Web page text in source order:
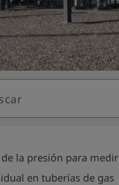
la presión para medir
en tuberías de gas